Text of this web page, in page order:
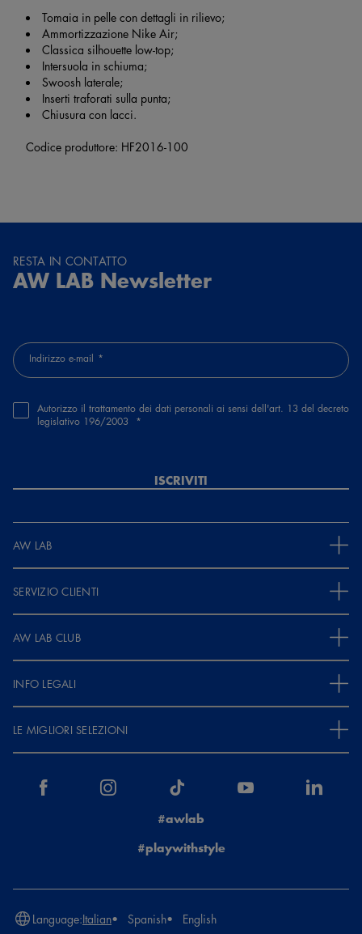
Tomaia in pelle con dettagli in rilievo;
Ammortizzazione Nike Air;
Classica silhouette low-top;
Intersuola in schiuma;
Swoosh laterale;
Inserti traforati sulla punta;
Chiusura con lacci.
Codice produttore: HF2016-100
RESTA IN CONTATTO
AW LAB Newsletter
Indirizzo e-mail
Autorizzo il trattamento dei dati personali ai sensi dell'art. 13 del decreto
legislativo 196/2003
ISCRIVITI
AW LAB
SERVIZIO CLIENTI
AW LAB CLUB
INFO LEGALI
LE MIGLIORI SELEZIONI
#awlab
#playwithstyle
Language:Italian Spanish English